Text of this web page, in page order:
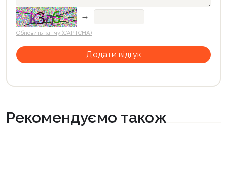
→
Обновить капчу (CAPTCHA)
Рекомендуємо також